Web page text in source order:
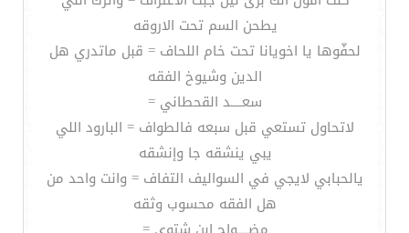
يطحن السم تحت الاروقه
لحفّوها يا اخويانا تحت خام اللحاف = قبل ماتدري هل
الدين وشيوخ الفقه
سعــــد القحطاني =
لاتحاول تستعي قبل سبعه فالطواف = البارود اللي
يبي ينشقه جا وإنشقه
يالحبابي لايجي في السواليف التفاف = وانت واحد من
هل الفقه محسوب وثقه